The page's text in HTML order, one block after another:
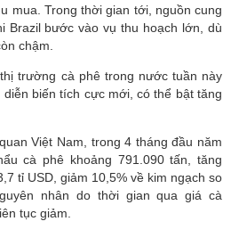
mua. Trong thời gian tới, nguồn cung
Brazil bước vào vụ thu hoạch lớn, dù
chậm.
trường cà phê trong nước tuần này
biến tích cực mới, có thể bật tăng
Việt Nam, trong 4 tháng đầu năm
cà phê khoảng 791.090 tấn, tăng
tỉ USD, giảm 10,5% về kim ngạch so
nhân do thời gian qua giá cà
tục giảm.